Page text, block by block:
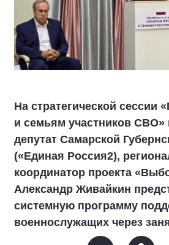
На стратегической
и семьям участников СВО»
депутат Самарской
(«Единая Россия2),
координатор проекта
Александр Живайкин
системную программу
военнослужащих через